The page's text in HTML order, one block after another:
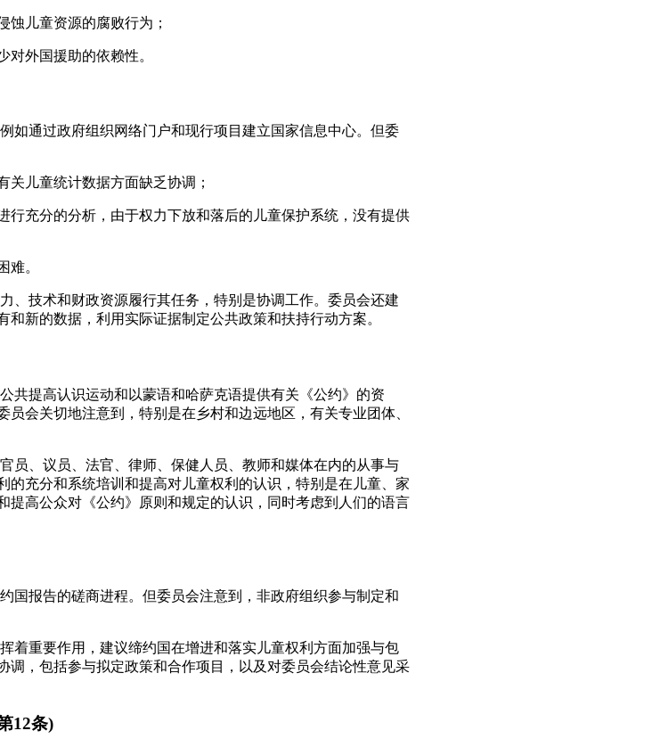
蚀儿童资源的腐败行为；
外国援助的依赖性。
如通过政府组织网络门户和现行项目建立国家信息中心。但委
关儿童统计数据方面缺乏协调；
行充分的分析，由于权力下放和落后的儿童保护系统，没有提供
难。
、技术和财政资源履行其任务，特别是协调工作。委员会还建
新的数据，利用实际证据制定公共政策和扶持行动方案。
共提高认识运动和以蒙语和哈萨克语提供有关《公约》的资
会关切地注意到，特别是在乡村和边远地区，有关专业团体、
员、议员、法官、律师、保健人员、教师和媒体在内的从事与
的充分和系统培训和提高对儿童权利的认识，特别是在儿童、家
提高公众对《公约》原则和规定的认识，同时考虑到人们的语言
国报告的磋商进程。但委员会注意到，非政府组织参与制定和
着重要作用，建议缔约国在增进和落实儿童权利方面加强与包
调，包括参与拟定政策和合作项目，以及对委员会结论性意见采
12条)